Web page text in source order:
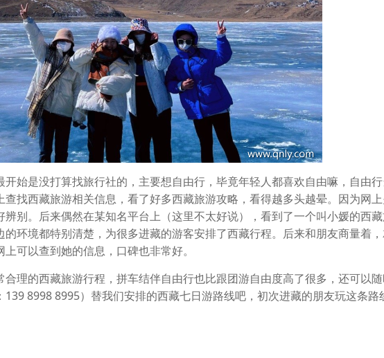
始是没打算找旅行社的，主要想自由行，毕竟年轻人都喜欢自由嘛，自由
找西藏旅游相关信息，看了好多西藏旅游攻略，看得越多头越晕。因为网
别。后来偶然在某知名平台上（这里不太好说），看到了一个叫小媛的西
环境都特别清楚，为很多进藏的游客安排了西藏行程。后来和朋友商量着
可以查到她的信息，口碑也非常好。
理的西藏旅游行程，拼车结伴自由行也比跟团游自由度高了很多，还可以
8998 8995）替我们安排的西藏七日游路线吧，初次进藏的朋友玩这条路